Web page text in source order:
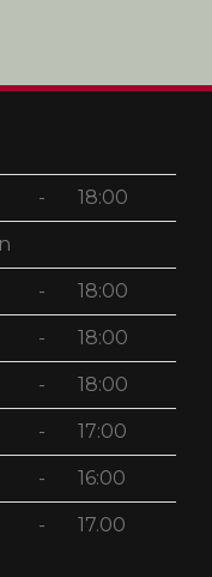
- 18:00
- 18:00
- 18:00
- 18:00
- 17:00
- 16:00
- 17.00